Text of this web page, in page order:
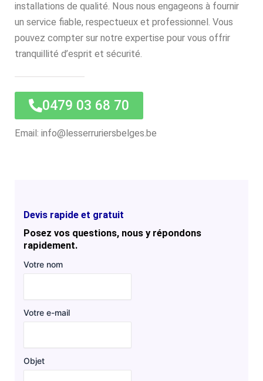
installations de qualité. Nous nous engageons à fournir
un service fiable, respectueux et professionnel. Vous
pouvez compter sur notre expertise pour vous offrir
tranquillité d’esprit et sécurité.
0479 03 68 70
Email: info@lesserruriersbelges.be
Devis rapide et gratuit
Posez vos questions, nous y répondons
rapidement.
Votre nom
Votre e-mail
Objet